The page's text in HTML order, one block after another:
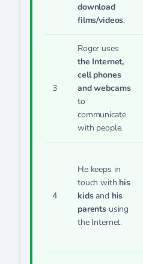
download
films/videos.
3
Roger uses
the Internet,
cell phones
and webcams
to
communicate
with people.
4
He keeps in
touch with his
kidsand his
parents using
the Internet.